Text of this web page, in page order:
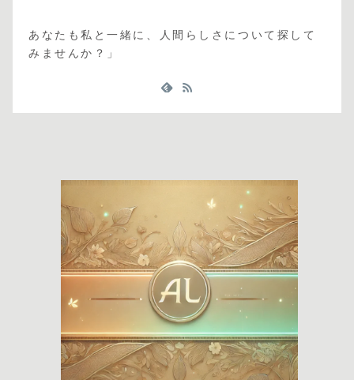
あなたも私と一緒に、人間らしさについて探して
みませんか？」